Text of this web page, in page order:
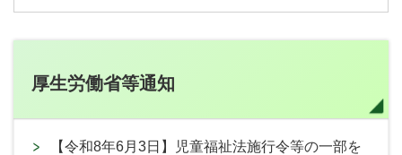
厚生労働省等通知
【令和8年6月3日】児童福祉法施行令等の一部を